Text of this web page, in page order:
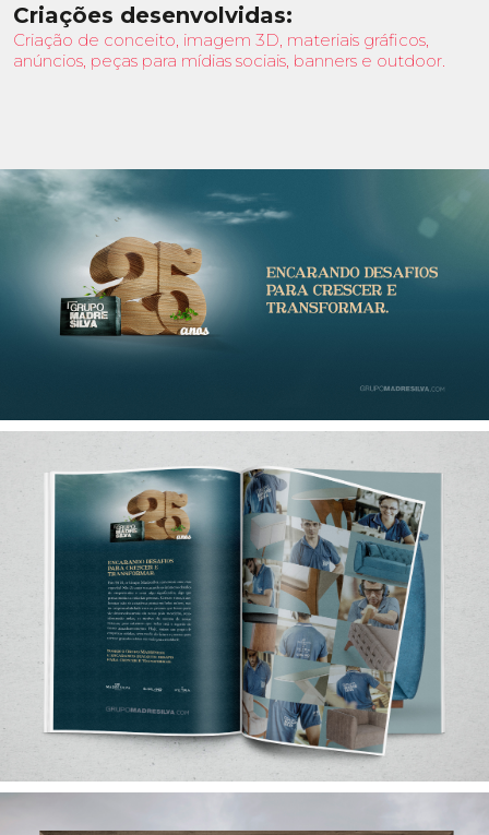
Criações desenvolvidas:
Criação de conceito, imagem 3D, materiais gráficos,
anúncios, peças para mídias sociais, banners e outdoor.